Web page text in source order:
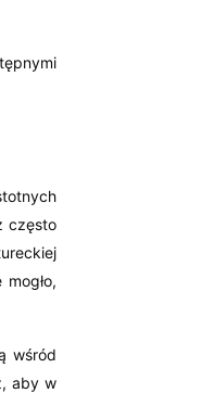
często
wśród
aby w